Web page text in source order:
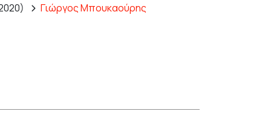
Γιώργος Μπουκαούρης